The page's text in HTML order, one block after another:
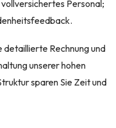
Personal;
detaillierte Rechnung und
unserer hohen
sparen Sie Zeit und